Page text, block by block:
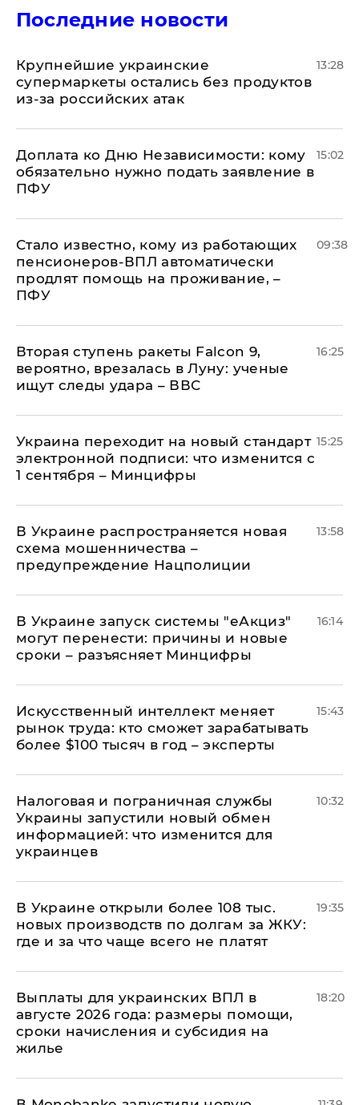
Последние новости
Крупнейшие украинские
супермаркеты остались без продуктов
из-за российских атак
13:28
Доплата ко Дню Независимости: кому
обязательно нужно подать заявление в
ПФУ
15:02
Стало известно, кому из работающих
пенсионеров-ВПЛ автоматически
продлят помощь на проживание, –
ПФУ
09:38
Вторая ступень ракеты Falcon 9,
вероятно, врезалась в Луну: ученые
ищут следы удара – ВВС
16:25
Украина переходит на новый стандарт
электронной подписи: что изменится с
1 сентября – Минцифры
15:25
В Украине распространяется новая
схема мошенничества –
предупреждение Нацполиции
13:58
В Украине запуск системы "еАкциз"
могут перенести: причины и новые
сроки – разъясняет Минцифры
16:14
Искусственный интеллект меняет
рынок труда: кто сможет зарабатывать
более $100 тысяч в год – эксперты
15:43
Налоговая и пограничная службы
Украины запустили новый обмен
информацией: что изменится для
украинцев
10:32
В Украине открыли более 108 тыс.
новых производств по долгам за ЖКУ:
где и за что чаще всего не платят
19:35
Выплаты для украинских ВПЛ в
августе 2026 года: размеры помощи,
сроки начисления и субсидия на
жилье
18:20